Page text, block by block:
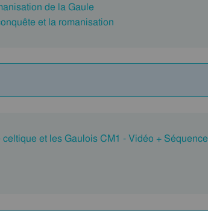
de la Gaule
et la romanisation
et les Gaulois CM1 - Vidéo + Séquence